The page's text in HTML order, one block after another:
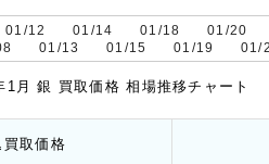
01/12
01/12
01/13
01/13
01/14
01/14
01/15
01/15
01/18
01/18
01/19
01/19
01/20
01/20
01/
01/
1月 銀 買取価格 相場推移チャート
買取価格